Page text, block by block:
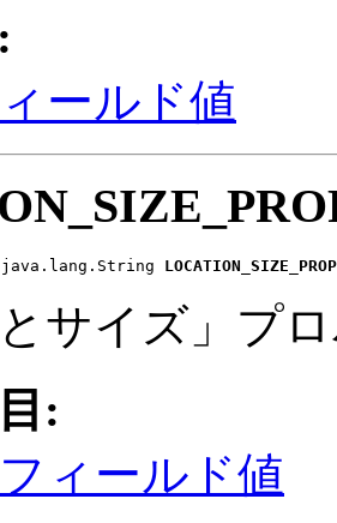
ールド値
とサイズ」プ
:
ィールド値